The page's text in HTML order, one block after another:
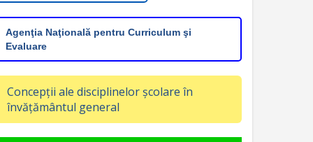
Agenţia Naţională pentru Curriculum şi
Evaluare
Concepții ale disciplinelor școlare în
învățământul general